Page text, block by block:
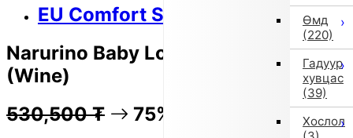
Өмд
(220)
Гадуур
хувцас
(39)
Хослол
EU Comfort Shoes
Narurino Baby Low-Cut Sneakers
(Wine)
530,500 ₮ 75% OFF 132,600 ₮